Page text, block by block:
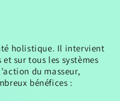
holistique. Il intervient
sur tous les systèmes
du masseur,
bénéfices :